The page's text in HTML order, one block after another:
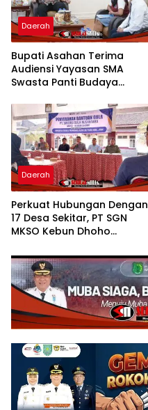
Daerah
Bupati Asahan Terima
Audiensi Yayasan SMA
Swasta Panti Budaya
Grace Natalie Sagala
Daerah
Perkuat Hubungan Dengan
17 Desa Sekitar, PT SGN
MKSO Kebun Dhoho
Gula